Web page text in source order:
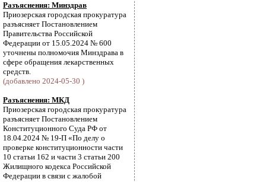
Разъяснения: Минздрав
Приозерская городская прокуратура
разъясняет Постановлением
Правительства Российской
Федерации от 15.05.2024 № 600
уточнены полномочия Минздрава в
сфере обращения лекарственных
средств.
(добавлено 2024-05-30 )
Разъяснения: МКД
Приозерская городская прокуратура
разъясняет Постановлением
Конституционного Суда РФ от
18.04.2024 № 19-П «По делу о
проверке конституционности части
10 статьи 162 и части 3 статьи 200
Жилищного кодекса Российской
Федерации в связи с жалобой